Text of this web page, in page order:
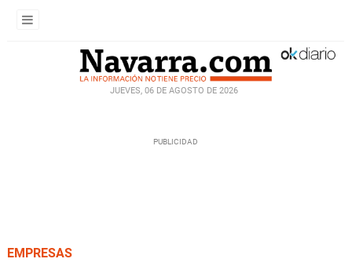
JUEVES, 06 DE AGOSTO DE 2026
EMPRESAS